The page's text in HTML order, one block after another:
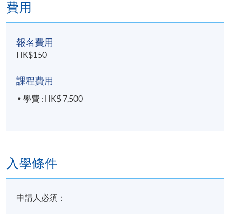
三、 從拍賣看現代及當代藝術
情、藝術品的商業價值、拍賣行專家從市場徵集拍品
的前膽與眼光。探討現代及當代藝術由純粹欣賞到商
贊助人的分野和品味。
四、 當代藝術買賣宏觀 到 藝術品修復的細膩
業、新雋藝術品買家、畫廊專業及公眾等作溝通，這
工作當中牽涉的基本專業標準及建立良好信譽要素。
費用
報名費用
HK$150
課程費用
學費 : HK$ 7,500
入學條件
申請人必須：